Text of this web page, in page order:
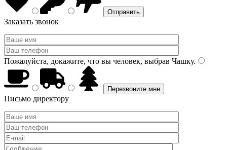
Заказать звонок
Пожалуйста, докажите, что вы человек, выбрав Чашку.
Письмо директору